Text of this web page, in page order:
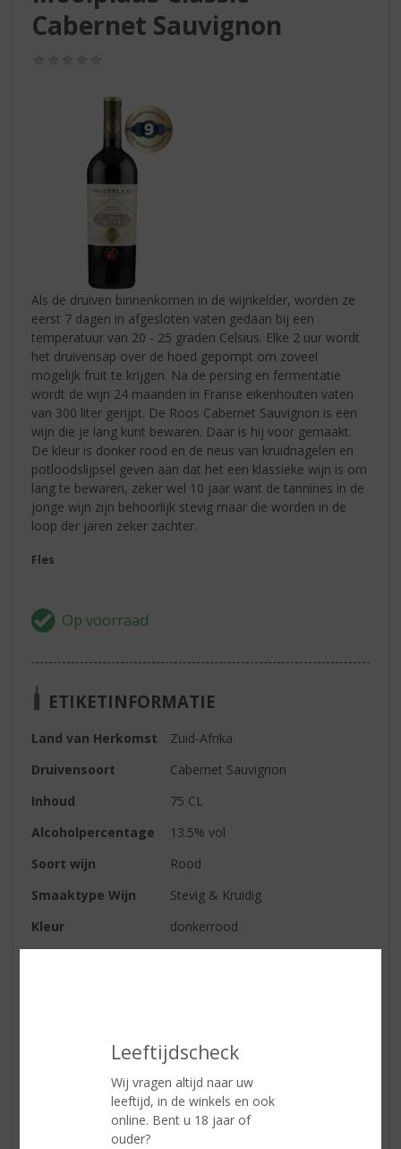
Leeftijdscheck
Wij vragen altijd naar uw
leeftijd, in de winkels en ook
online. Bent u 18 jaar of
ouder?
Cabernet Sauvignon
Als de druiven binnenkomen in de wijnkelder, worden ze
eerst 7 dagen in afgesloten vaten gedaan bij een
temperatuur van 20 - 25 graden Celsius. Elke 2 uur wordt
het druivensap over de hoed gepompt om zoveel
mogelijk fruit te krijgen. Na de persing en fermentatie
wordt de wijn 24 maanden in Franse eikenhouten vaten
van 300 liter gerijpt. De Roos Cabernet Sauvignon is een
wijn die je lang kunt bewaren. Daar is hij voor gemaakt.
De kleur is donker rood en de neus van kruidnagelen en
potloodslijpsel geven aan dat het een klassieke wijn is om
lang te bewaren, zeker wel 10 jaar want de tannines in de
jonge wijn zijn behoorlijk stevig maar die worden in de
loop der jaren zeker zachter.
Fles
ETIKETINFORMATIE
Land van Herkomst
Zuid-Afrika
Druivensoort
Cabernet Sauvignon
Inhoud
75 CL
Alcoholpercentage
13.5% vol
Soort wijn
Rood
Smaaktype Wijn
Stevig & Kruidig
Kleur
donkerrood
Reviews
Schrijf een review